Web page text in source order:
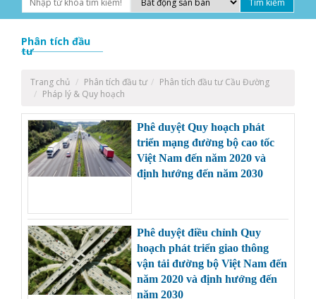
Phân tích đầu
tư
Trang chủ Phân tích đầu tư
Phân tích đầu tư Cầu Đường
Pháp lý & Quy hoạch
Phê duyệt Quy hoạch phát
triển mạng đường bộ cao tốc
Việt Nam đến năm 2020 và
định hướng đến năm 2030
Phê duyệt điều chỉnh Quy
hoạch phát triển giao thông
vận tải đường bộ Việt Nam đến
năm 2020 và định hướng đến
năm 2030